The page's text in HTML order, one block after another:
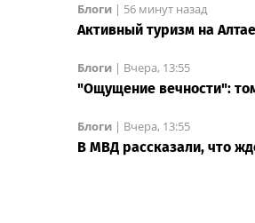
Блоги | 56 минут назад
Активный туризм на
Блоги | Вчера, 13:55
"Ощущение вечности":
Блоги | Вчера, 13:55
В МВД рассказали, что